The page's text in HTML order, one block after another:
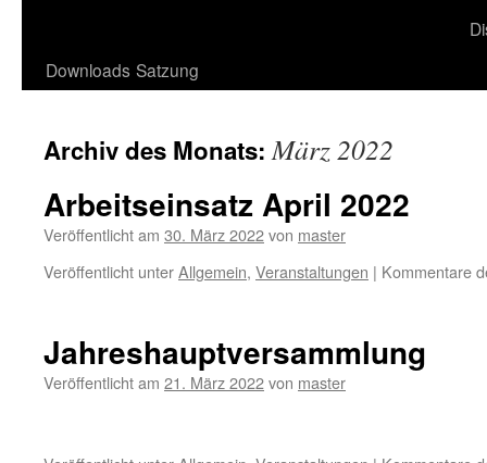
Downloads Satzung
Archiv des Monats:März 2022
Arbeitseinsatz April 2022
Veröffentlicht am 30. März 2022von master
Veröffentlicht unterAllgemein, Veranstaltungen | Kommentare
Jahreshauptversammlung
Veröffentlicht am 21. März 2022von master